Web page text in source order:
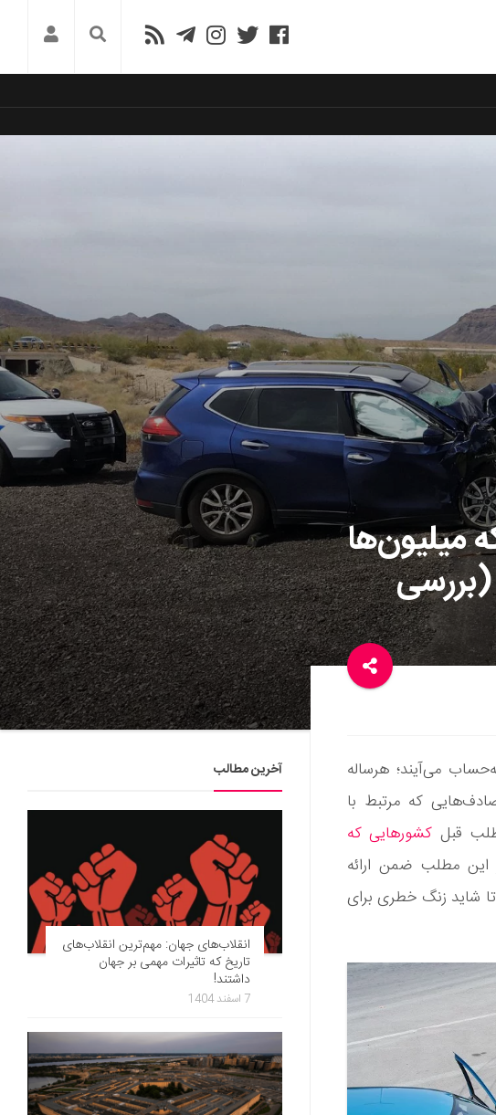
میلیون‌ها
(بررسی
می‌آیند؛ هرساله
که مرتبط با
قبلکشورهایی که
این مطلب ضمن ارائه
تا شاید زنگ خطری برای
آخرین مطالب
انقلاب‌های جهان: مهم‌ترین انقلاب‌های
تاریخ که تاثیرات مهمی بر جهان
داشتند!
7 اسفند 1404